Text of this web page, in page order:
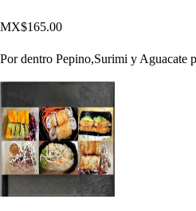
MX$165.00
Por dentro Pepino,Surimi y Aguacate